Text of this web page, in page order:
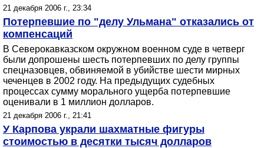
21 декабря 2006 г., 23:34
Потерпевшие по "делу Ульмана" отказались от
компенсаций
В Северокавказском окружном военном суде в четверг
были допрошены шесть потерпевших по делу группы
спецназовцев, обвиняемой в убийстве шести мирных
чеченцев в 2002 году. На предыдущих судебных
процессах сумму морального ущерба потерпевшие
оценивали в 1 миллион долларов.
21 декабря 2006 г., 21:41
У Карпова украли шахматные фигуры
стоимостью в десятки тысяч долларов